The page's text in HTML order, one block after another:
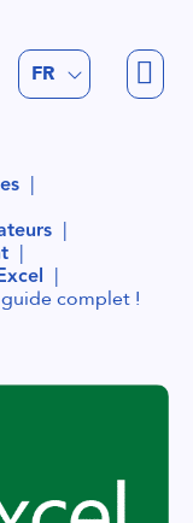
FR
NL
guide complet !